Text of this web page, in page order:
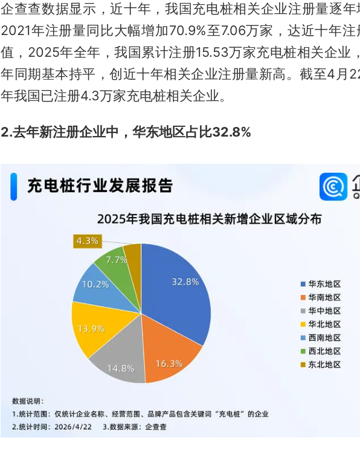
企查查数据显示，近十年，我国充电桩相关企业注册量逐年
2021年注册量同比大幅增加70.9%至7.06万家，达近十年
值，2025年全年，我国累计注册15.53万家充电桩相关企业
年同期基本持平，创近十年相关企业注册量新高。截至4月
年我国已注册4.3万家充电桩相关企业。
2.去年新注册企业中，华东地区占比32.8%